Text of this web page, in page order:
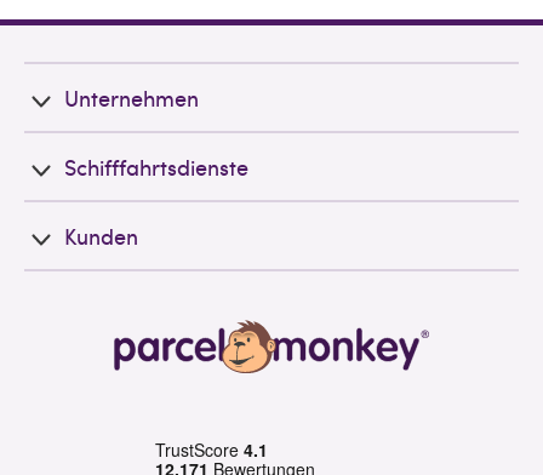
Unternehmen
Schifffahrtsdienste
Kunden